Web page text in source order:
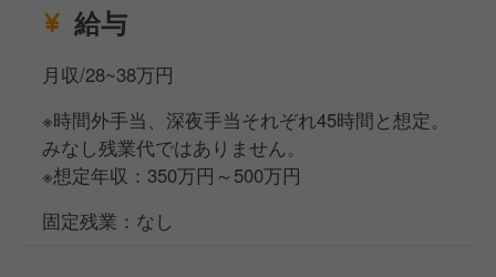
給与
月収/28~38万円
※時間外手当、深夜手当それぞれ45時間と想定。
みなし残業代ではありません。
※想定年収：350万円～500万円
固定残業：なし